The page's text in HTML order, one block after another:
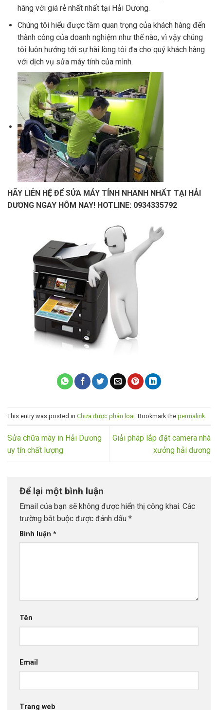
hãng với giá rẻ nhất nhất tại Hải Dương.
Chúng tôi hiểu được tầm quan trọng của khách hàng đến
thành công của doanh nghiệm như thế nào, vì vậy chúng
tôi luôn hướng tới sự hài lòng tôi đa cho quý khách hàng
với dịch vụ sửa máy tính của mình.
HÃY LIÊN HỆ ĐỂ SỬA MÁY TÍNH NHANH NHẤT TẠI HẢI
DƯƠNG NGAY HÔM NAY! HOTLINE: 0934335792
This entry was posted in Chưa được phân loại . Bookmark the permalink
Sửa chữa máy in Hải Dương
uy tín chất lượng
Giải pháp lắp đặt camera nhà
xưởng hải dương
Để lại một bình luận
Email của bạn sẽ không được hiển thị công khai. Các
trường bắt buộc được đánh dấu *
Bình luận *
Tên
Email
Trang web